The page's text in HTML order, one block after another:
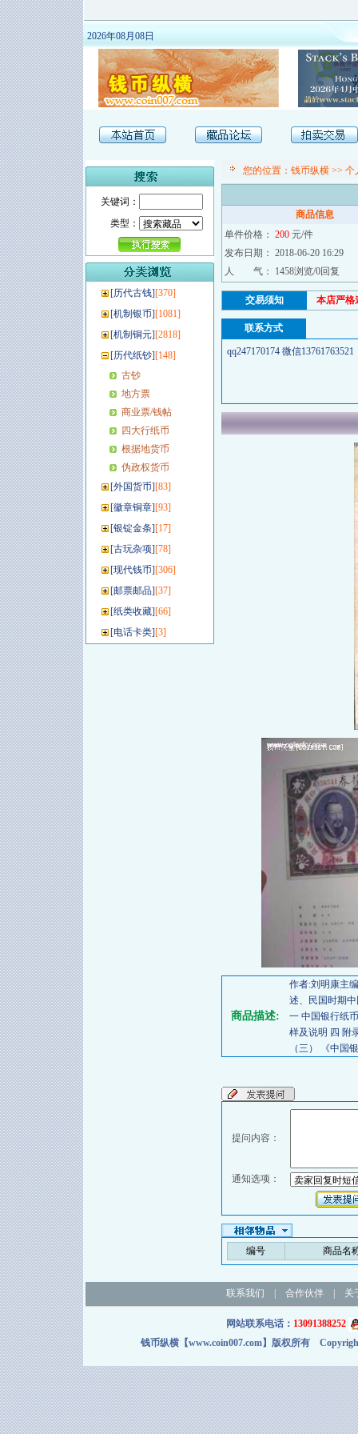
2026年08月08日
关键词：
类型：
[历代古钱][370]
[机制银币][1081]
[机制铜元][2818]
[历代纸钞][148]
古钞
地方票
商业票/钱帖
四大行纸币
根据地货币
伪政权货币
[外国货币][83]
[徽章铜章][93]
[银锭金条][17]
[古玩杂项][78]
[现代钱币][306]
[邮票邮品][37]
[纸类收藏][66]
[电话卡类][3]
您的位置： 钱币纵横 >> 个
商品信息
单件价格： 200 元/件
发布日期： 2018-06-20 16:29
人 气： 1458浏览/0回复
交易须知 本店严格
联系方式
qq247170174 微信
商品描述:
作者:刘明康主
述、民国时期
一 中国银行纸
样及说明 四 附
（三） 《中国
提问内容：
通知选项：
编号 商品名
联系我们 合作伙伴| 关
网站联系电话： 13091388252
钱币纵横【www.coin007.com】版权所有